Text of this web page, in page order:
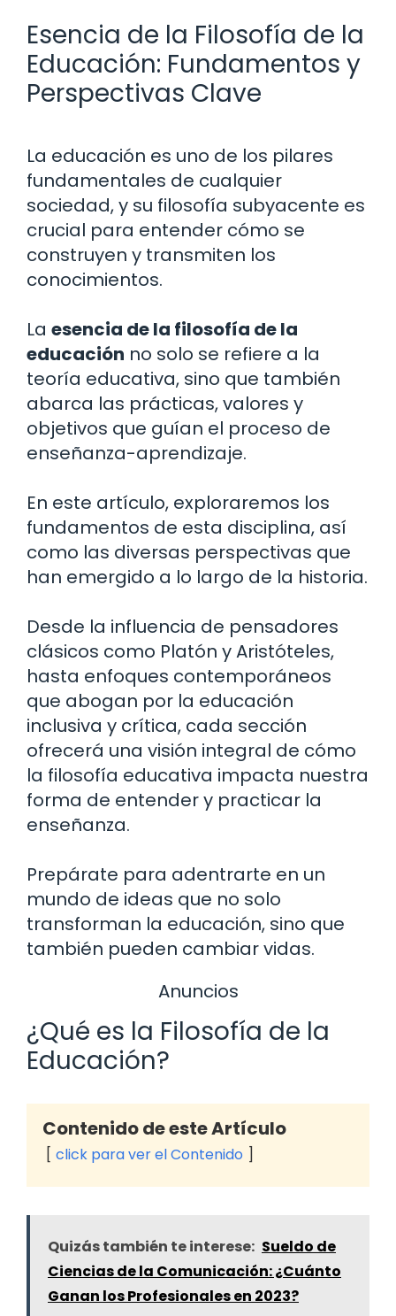
Esencia de la Filosofía de la
Educación: Fundamentos y
Perspectivas Clave
La educación es uno de los pilares
fundamentales de cualquier
sociedad, y su filosofía subyacente es
crucial para entender cómo se
construyen y transmiten los
conocimientos.
La esencia de la filosofía de la
educación no solo se refiere a la
teoría educativa, sino que también
abarca las prácticas, valores y
objetivos que guían el proceso de
enseñanza-aprendizaje.
En este artículo, exploraremos los
fundamentos de esta disciplina, así
como las diversas perspectivas que
han emergido a lo largo de la historia.
Desde la influencia de pensadores
clásicos como Platón y Aristóteles,
hasta enfoques contemporáneos
que abogan por la educación
inclusiva y crítica, cada sección
ofrecerá una visión integral de cómo
la filosofía educativa impacta nuestra
forma de entender y practicar la
enseñanza.
Prepárate para adentrarte en un
mundo de ideas que no solo
transforman la educación, sino que
también pueden cambiar vidas.
Anuncios
¿Qué es la Filosofía de la
Educación?
Contenido de este Artículo
click para ver el Contenido
Quizás también te interese: Sueldo de
Ciencias de la Comunicación: ¿Cuánto
Ganan los Profesionales en 2023?